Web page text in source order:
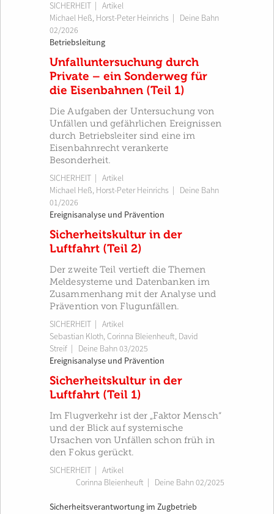
SICHERHEIT | Artikel
Michael Heß, Horst-Peter Heinrichs
Deine Bahn
02/2026
Betriebsleitung
Unfalluntersuchung durch
Private – ein Sonderweg für
die Eisenbahnen (Teil 1)
Die Aufgaben der Untersuchung von
Unfällen und gefährlichen Ereignissen
durch Betriebsleiter sind eine im
Eisenbahnrecht verankerte
Besonderheit.
SICHERHEIT | Artikel
Michael Heß, Horst-Peter Heinrichs
Deine Bahn
01/2026
Ereignisanalyse und Prävention
Sicherheitskultur in der
Luftfahrt (Teil 2)
Der zweite Teil vertieft die Themen
Meldesysteme und Datenbanken im
Zusammenhang mit der Analyse und
Prävention von Flugunfällen.
SICHERHEIT | Artikel
Sebastian Kloth,Corinna Bleienheuft, David
Streif
Deine Bahn 03/2025
Ereignisanalyse und Prävention
Sicherheitskultur in der
Luftfahrt (Teil 1)
Im Flugverkehr ist der „Faktor Mensch“
und der Blick auf systemische
Ursachen von Unfällen schon früh in
den Fokus gerückt.
SICHERHEIT | Artikel
Corinna Bleienheuft
Deine Bahn 02/2025
Sicherheitsverantwortung im Zugbetrieb